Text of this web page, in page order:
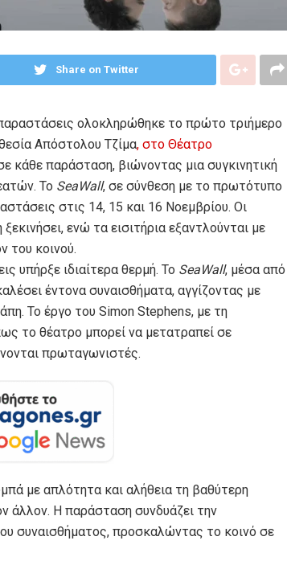
Share on Twitter
ολοκληρώθηκε το πρώτο τριήμερο
Απόστολου Τζίμα, στο Θέατρο
κάθε παράσταση, βιώνοντας μια συγκινητική
Το SeaWall, σε σύνθεση με το πρωτότυπο
στις 14, 15 και 16 Νοεμβρίου. Οι
ενώ τα εισιτήρια εξαντλούνται με
του κοινού.
υπήρξε ιδιαίτερα θερμή. Το SeaWall, μέσα από
έντονα συναισθήματα, αγγίζοντας με
Το έργο του Simon Stephens, με τη
το θέατρο μπορεί να μετατραπεί σε
πρωταγωνιστές.
με απλότητα και αλήθεια τη βαθύτερη
άλλον. Η παράσταση συνδυάζει την
συναισθήματος, προσκαλώντας το κοινό σε